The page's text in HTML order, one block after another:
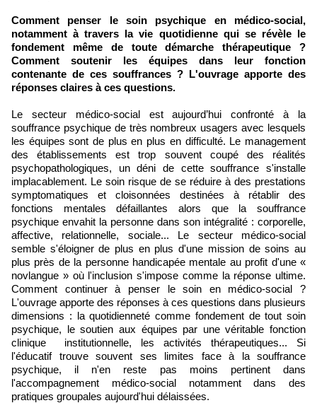
Comment penser le soin psychique en médico-social,
notamment à travers la vie quotidienne qui se révèle le
fondement même de toute démarche thérapeutique ?
Comment soutenir les équipes dans leur fonction
contenante de ces souffrances ? L'ouvrage apporte des
réponses claires à ces questions.
Le secteur médico-social est aujourd’hui confronté à la
souffrance psychique de très nombreux usagers avec lesquels
les équipes sont de plus en plus en difficulté. Le management
des établissements est trop souvent coupé des réalités
psychopathologiques, un déni de cette souffrance s'installe
implacablement. Le soin risque de se réduire à des prestations
symptomatiques et cloisonnées destinées à rétablir des
fonctions mentales défaillantes alors que la souffrance
psychique envahit la personne dans son intégralité : corporelle,
affective, relationnelle, sociale... Le secteur médico-social
semble s'éloigner de plus en plus d'une mission de soins au
plus près de la personne handicapée mentale au profit d'une «
novlangue » où l'inclusion s'impose comme la réponse ultime.
Comment continuer à penser le soin en médico-social ?
L'ouvrage apporte des réponses à ces questions dans plusieurs
dimensions : la quotidienneté comme fondement de tout soin
psychique, le soutien aux équipes par une véritable fonction
clinique institutionnelle, les activités thérapeutiques... Si
l'éducatif trouve souvent ses limites face à la souffrance
psychique, il n'en reste pas moins pertinent dans
l'accompagnement médico-social notamment dans des
pratiques groupales aujourd'hui délaissées.